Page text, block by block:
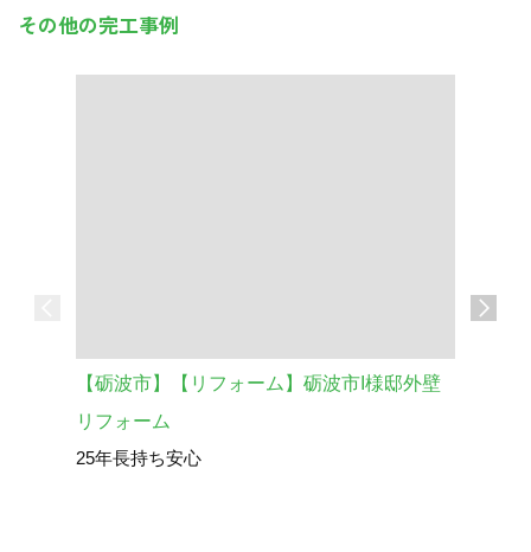
その他の完工事例
【砺波市】【リフォーム】砺波市I様邸外壁
リフォーム
25年長持ち安心